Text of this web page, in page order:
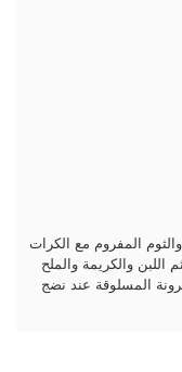
المفروم مع الكرات
والكريمة والملح
المسلوقة عند نضج